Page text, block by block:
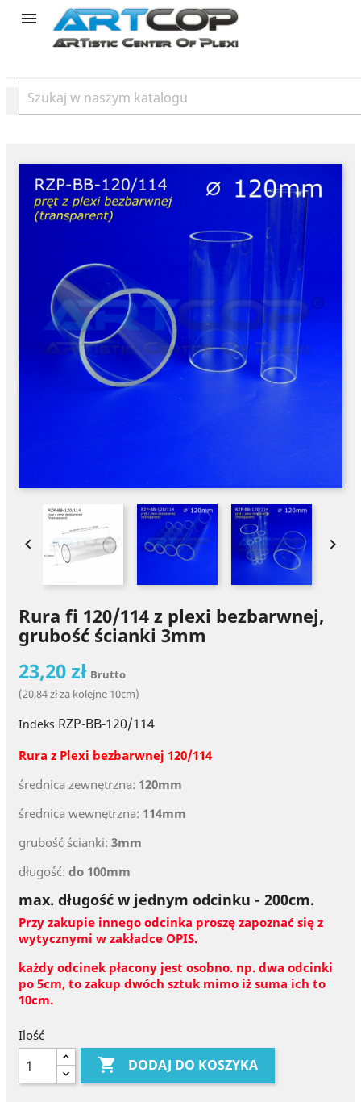
product

 
Rura fi 120/114 z plexi bezbarwnej,
grubość ścianki 3mm
23,20 zł Brutto
(20,84 zł za kolejne 10cm)
Indeks RZP-BB-120/114
Rura z Plexi bezbarwnej 120/114
średnica zewnętrzna: 120mm
średnica wewnętrzna: 114mm
grubość ścianki: 3mm
długość: do 100mm
max. długość w jednym odcinku - 200cm.
Przy zakupie innego odcinka proszę zapoznać się z
wytycznymi w zakładce OPIS.
każdy odcinek płacony jest osobno. np. dwa odcinki
po 5cm, to zakup dwóch sztuk mimo iż suma ich to
10cm.
Ilość
 DODAJ DO KOSZYKA